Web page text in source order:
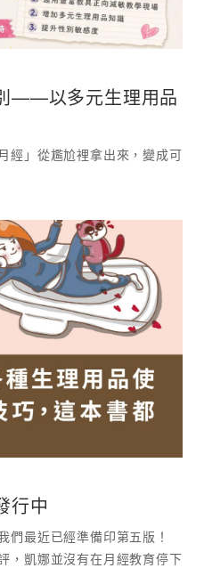
——以多元生理用品
經」從尷尬裡拿出來，變成可
行中
最近已經準備印第五版！
，凱娜並沒有在月經教育停下